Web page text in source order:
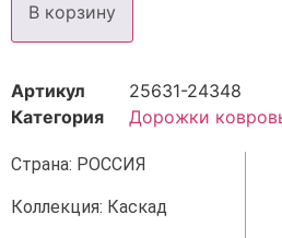
В корзину
Артикул
25631-24348
Категория
Дорожки
Страна: РОССИЯ
Коллекция: Каскад